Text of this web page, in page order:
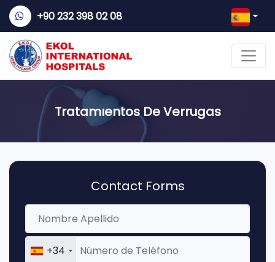
+90 232 398 02 08
Tratamıentos De Verrugas
Contact Forms
+34